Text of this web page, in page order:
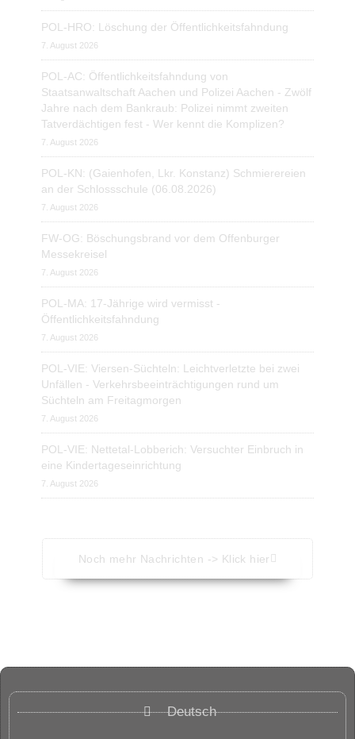
POL-HRO: Löschung der Öffentlichkeitsfahndung
7. August 2026
POL-AC: Öffentlichkeitsfahndung von
Staatsanwaltschaft Aachen und Polizei Aachen - Zwölf
Jahre nach dem Bankraub: Polizei nimmt zweiten
Tatverdächtigen fest - Wer kennt die Komplizen?
7. August 2026
POL-KN: (Gaienhofen, Lkr. Konstanz) Schmierereien
an der Schlossschule (06.08.2026)
7. August 2026
FW-OG: Böschungsbrand vor dem Offenburger
Messekreisel
7. August 2026
POL-MA: 17-Jährige wird vermisst -
Öffentlichkeitsfahndung
7. August 2026
POL-VIE: Viersen-Süchteln: Leichtverletzte bei zwei
Unfällen - Verkehrsbeeinträchtigungen rund um
Süchteln am Freitagmorgen
7. August 2026
POL-VIE: Nettetal-Lobberich: Versuchter Einbruch in
eine Kindertageseinrichtung
7. August 2026
Noch mehr Nachrichten -> Klick hier
Deutsch